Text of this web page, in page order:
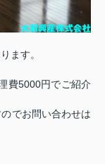
ます。
費5000円でご紹介
でお問い合わせは